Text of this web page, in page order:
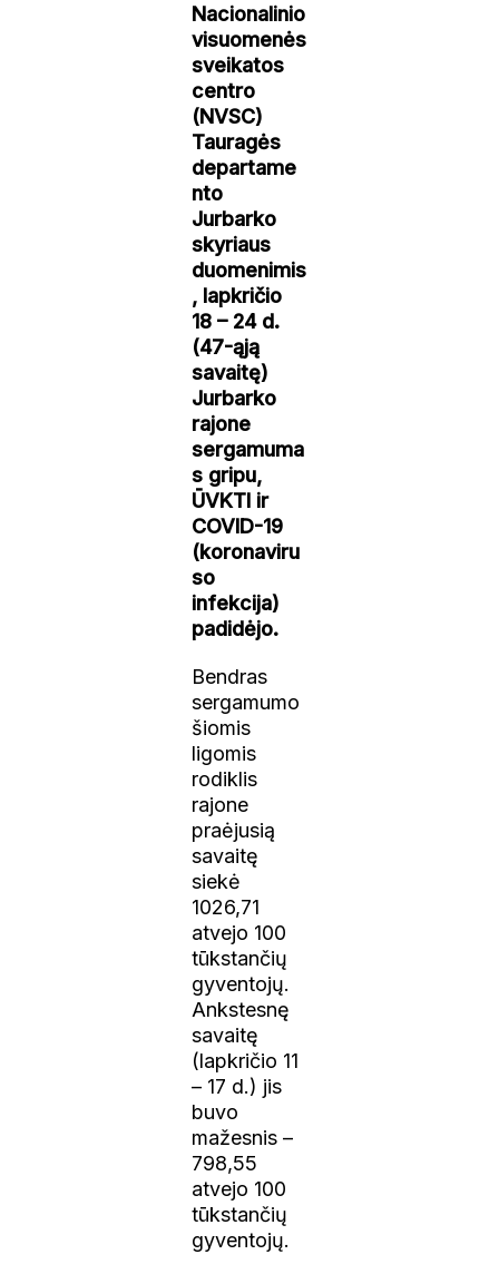
Nacionalinio
visuomenės
sveikatos
centro
(NVSC)
Tauragės
departame
nto
Jurbarko
skyriaus
duomenimis
, lapkričio
18 – 24 d.
(47-ąją
savaitę)
Jurbarko
rajone
sergamuma
s gripu,
ŪVKTI ir
COVID-19
(koronaviru
so
infekcija)
padidėjo.
Bendras
sergamumo
šiomis
ligomis
rodiklis
rajone
praėjusią
savaitę
siekė
1026,71
atvejo 100
tūkstančių
gyventojų.
Ankstesnę
savaitę
(lapkričio 11
– 17 d.) jis
buvo
mažesnis –
798,55
atvejo 100
tūkstančių
gyventojų.